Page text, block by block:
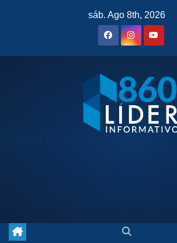
sáb. Ago 8th, 2026